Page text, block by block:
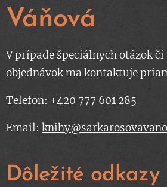
Váňová
V prípade špeciálnych otázok
objednávok ma kontaktuje
Telefon: +420 777 601 285
Email:
Dôležité odkazy